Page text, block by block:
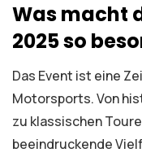
Was macht
2025 so
Das Event ist eine
Motorsports. Von
zu klassischen
beeindruckende